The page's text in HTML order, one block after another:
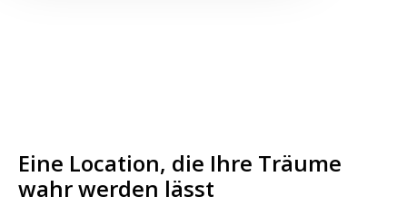
Eine Location, die Ihre Träume
wahr werden lässt